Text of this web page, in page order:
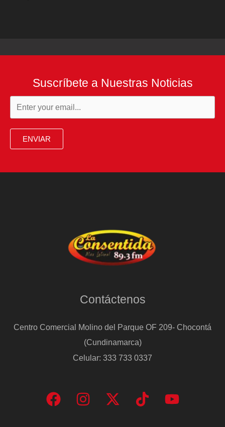
Suscríbete a Nuestras Noticias
ENVIAR
Contáctenos
Centro Comercial Molino del Parque OF 209- Chocontá
(Cundinamarca)
Celular: 333 733 0337